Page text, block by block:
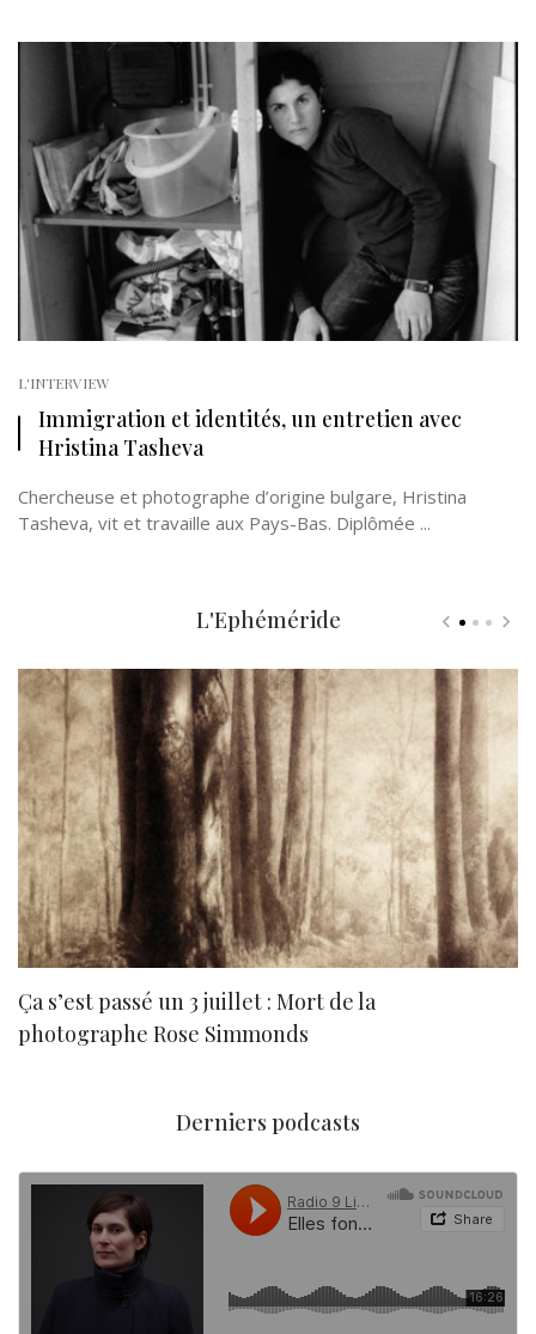
L'INTERVIEW
Immigration et identités, un entretien avec
Hristina Tasheva
Chercheuse et photographe d’origine bulgare, Hristina
Tasheva, vit et travaille aux Pays-Bas. Diplômée ...
L'Ephéméride
Ça s’est passé un 3 juillet : Mort de la
photographe Rose Simmonds
Derniers podcasts